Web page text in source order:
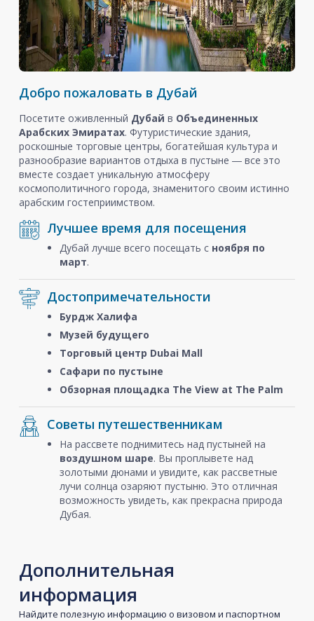
Добро пожаловать в Дубай
Посетите оживленный Дубай в Объединенных
Арабских Эмиратах. Футуристические здания,
роскошные торговые центры, богатейшая культура и
разнообразие вариантов отдыха в пустыне ― все это
вместе создает уникальную атмосферу
космополитичного города, знаменитого своим истинно
арабским гостеприимством.
Лучшее время для посещения
Дубай лучше всего посещать с ноября по
март.
Достопримечательности
Бурдж Халифа
Музей будущего
Торговый центр Dubai Mall
Сафари по пустыне
Обзорная площадка The View at The Palm
Советы путешественникам
На рассвете поднимитесь над пустыней на
воздушном шаре. Вы проплывете над
золотыми дюнами и увидите, как рассветные
лучи солнца озаряют пустыню. Это отличная
возможность увидеть, как прекрасна природа
Дубая.
Дополнительная
информация
Найдите полезную информацию о визовом и паспортном